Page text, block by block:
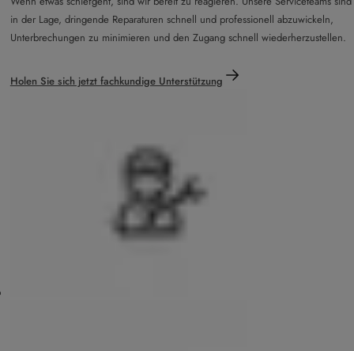
in der Lage, dringende Reparaturen schnell und professionell abzuwickeln,
Unterbrechungen zu minimieren und den Zugang schnell wiederherzustellen.
Holen Sie sich jetzt fachkundige Unterstützung